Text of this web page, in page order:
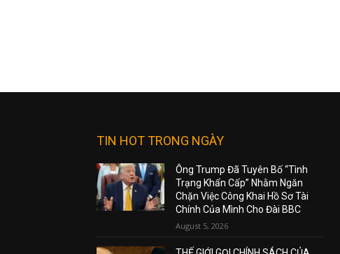
TIN HOT TRONG NGÀY
Ông Trump Đã Tuyên Bố “Tình
Trạng Khẩn Cấp” Nhằm Ngăn
Chặn Việc Công Khai Hồ Sơ Tài
Chính Của Mình Cho Đài BBC
August 5, 2026